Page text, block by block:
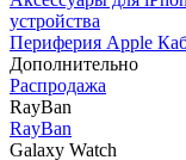
устройства
Периферия Apple
Дополнительно
Распродажа
RayBan
RayBan
Galaxy Watch